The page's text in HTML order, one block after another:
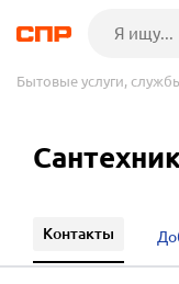
Бытовые услуги,
Контакты